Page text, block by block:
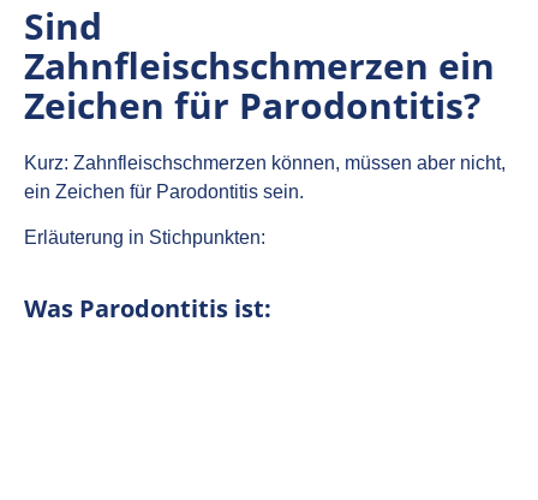
Sind
Zahnfleischschmerzen ein
Zeichen für Parodontitis?
Kurz: Zahnfleischschmerzen können, müssen aber nicht,
ein Zeichen für Parodontitis sein.
Erläuterung in Stichpunkten:
Was Parodontitis ist: